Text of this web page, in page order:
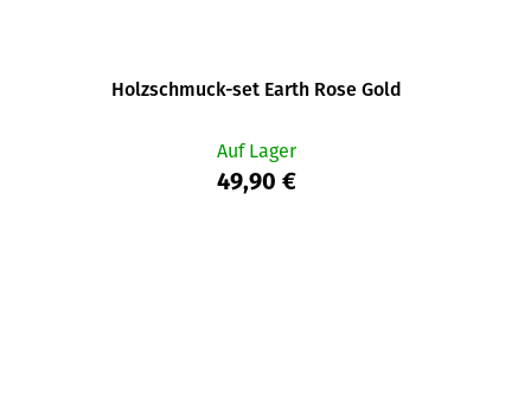
Holzschmuck-set Earth Rose Gold
Auf Lager
49,90 €